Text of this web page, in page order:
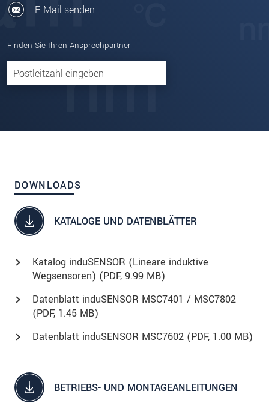
E-Mail senden
Finden Sie Ihren Ansprechpartner
DOWNLOADS
KATALOGE UND DATENBLÄTTER
Katalog induSENSOR (Lineare induktive
Wegsensoren) (PDF, 9.99 MB)
Datenblatt induSENSOR MSC7401 / MSC7802
(PDF, 1.45 MB)
Datenblatt induSENSOR MSC7602 (PDF, 1.00 MB)
BETRIEBS- UND MONTAGEANLEITUNGEN